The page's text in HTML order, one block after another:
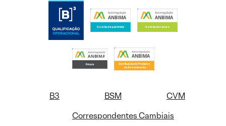
B3 BSM
CVM
Correspondentes Cambiais